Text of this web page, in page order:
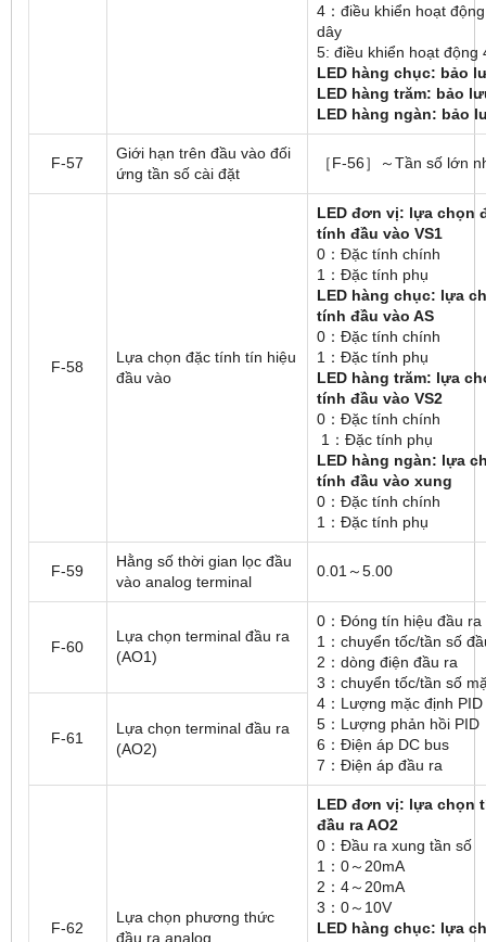
4：điều khiển hoạt
dây
5: điều khiển hoạt động
LED hàng chục: bảo
LED hàng trăm: bảo
LED hàng ngàn: bảo
F-57
Giới hạn trên đầu vào đối
ứng tần số cài đặt
［F-56］～Tần số lớn
F-58
Lựa chọn đặc tính tín hiệu
đầu vào
LED đơn vị: lựa chọn
tính đầu vào VS1
0：Đặc tính chính
1：Đặc tính phụ
LED hàng chục: lựa
tính đầu vào AS
0：Đặc tính chính
1：Đặc tính phụ
LED hàng trăm: lựa
tính đầu vào VS2
0：Đặc tính chính
1：Đặc tính phụ
LED hàng ngàn: lựa
tính đầu vào xung
0：Đặc tính chính
1：Đặc tính phụ
F-59
Hằng số thời gian lọc đầu
vào analog terminal
0.01～5.00
F-60
Lựa chọn terminal đầu ra
(AO1)
0：Đóng tín hiệu đầu ra
1：chuyển tốc/tần số
2：dòng điện đầu ra
3：chuyển tốc/tần số
4：Lượng mặc định PID
5：Lượng phản hồi PID
6：Điện áp DC bus
7：Điện áp đầu ra
F-61
Lựa chọn terminal đầu ra
(AO2)
F-62
Lựa chọn phương thức
đầu ra analog
LED đơn vị: lựa chọn
đầu ra AO2
0：Đầu ra xung tần số
1：0～20mA
2：4～20mA
3：0～10V
LED hàng chục: lựa